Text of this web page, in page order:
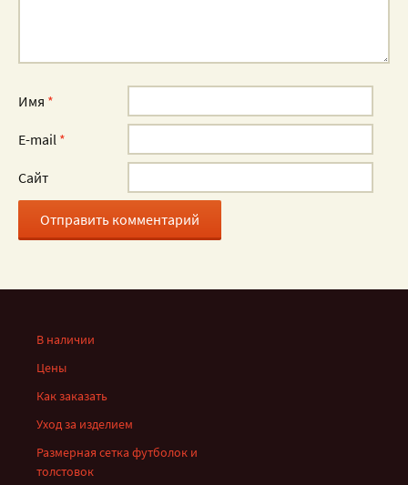
Имя *
E-mail *
Сайт
В наличии
Цены
Как заказать
Уход за изделием
Размерная сетка футболок и
толстовок